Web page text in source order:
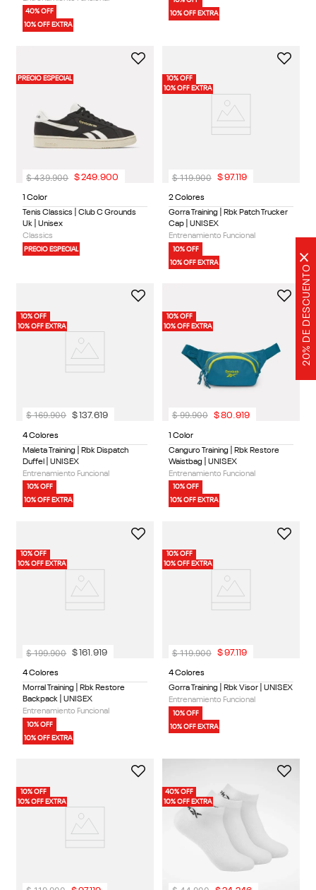
20% DE DESCUENTO
×
40% OFF
10% OFF EXTRA
10% OFF EXTRA
PRECIO ESPECIAL
1 Color
Tenis Classics | Club C Grounds
Uk | Unisex
Classics
PRECIO ESPECIAL
$ 439.900 $249.900
10% OFF
10% OFF EXTRA
2 Colores
Gorra Training | Rbk Patch Trucker
Cap | UNISEX
Entrenamiento Funcional
10% OFF
10% OFF EXTRA
$ 119.900 $97.119
10% OFF
10% OFF EXTRA
4 Colores
Maleta Training | Rbk Dispatch
Duffel | UNISEX
Entrenamiento Funcional
10% OFF
10% OFF EXTRA
$ 169.900 $137.619
10% OFF
10% OFF EXTRA
1 Color
Canguro Training | Rbk Restore
Waistbag | UNISEX
Entrenamiento Funcional
10% OFF
10% OFF EXTRA
$ 99.900 $80.919
10% OFF
10% OFF EXTRA
4 Colores
Morral Training | Rbk Restore
Backpack | UNISEX
Entrenamiento Funcional
10% OFF
10% OFF EXTRA
$ 199.900 $ 161 .919
10% OFF
10% OFF EXTRA
4 Colores
Gorra Training | Rbk Visor | UNISEX
Entrenamiento Funcional
10% OFF
10% OFF EXTRA
$ 119.900 $97.119
10% OFF
10% OFF EXTRA
40% OFF
10% OFF EXTRA